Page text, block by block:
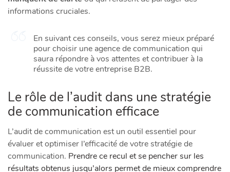
informations cruciales.
En suivant ces conseils, vous serez mieux préparé
pour choisir une agence de communication qui
saura répondre à vos attentes et contribuer à la
réussite de votre entreprise B2B.
Le rôle de l’audit dans une stratégie
de communication efficace
L’audit de communication est un outil essentiel pour
évaluer et optimiser l’efficacité de votre stratégie de
communication. Prendre ce recul et se pencher sur les
résultats obtenus jusqu’alors permet de mieux comprendre